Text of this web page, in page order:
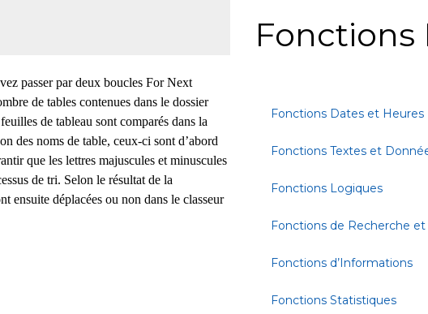
passer par deux boucles For Next
de tables contenues dans le dossier
de tableau sont comparés dans la
des noms de table, ceux-ci sont d’abord
que les lettres majuscules et minuscules
de tri. Selon le résultat de la
ensuite déplacées ou non dans le classeur
Fonctions
Fonctions Dates et Heures
Fonctions Textes et
Fonctions Logiques
Fonctions de Recherche
Fonctions d’Informations
Fonctions Statistiques